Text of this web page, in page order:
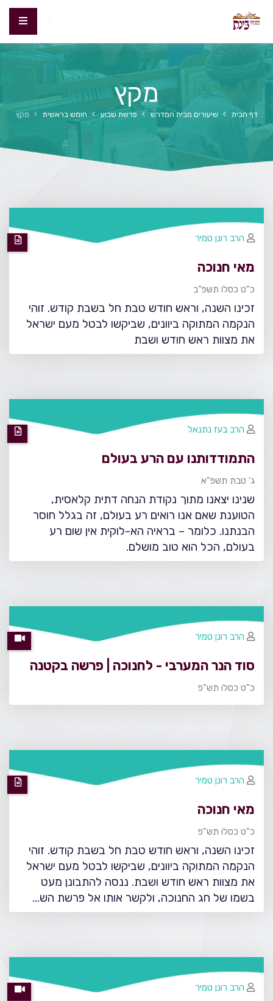
מקץ
דף הבית שיעורים מבית המדרש פרשת שבוע חומש בראשית מקץ
מאי חנוכה
כ"ט כסלו תשפ"ב
זכינו השנה, וראש חודש טבת חל בשבת קודש. זוהי
הנקמה המתוקה ביוונים, שביקשו לבטל מעם ישראל
את מצוות ראש חודש ושבת
הרב רונן טמיר
התמודדותנו עם הרע בעולם
ג' טבת תשפ"א
שנינו יצאנו מתוך נקודת הנחה דתית קלאסית,
הטוענת שאם אנו רואים רע בעולם, זה בגלל חוסר
הבנתנו. כלומר – בראיה הא-לוקית אין שום רע
בעולם, הכל הוא טוב מושלם.
הרב בעז נתנאל
סוד הנר המערבי - לחנוכה | פרשה בקטנה
כ"ט כסלו תש"פ
הרב רונן טמיר
מאי חנוכה
כ"ט כסלו תש"פ
זכינו השנה, וראש חודש טבת חל בשבת קודש. זוהי
הנקמה המתוקה ביוונים, שביקשו לבטל מעם ישראל
את מצוות ראש חודש ושבת. ננסה להתבונן מעט
בשמו של חג החנוכה, ולקשר אותו אל פרשת הש…
הרב רונן טמיר
הרב רונן טמיר